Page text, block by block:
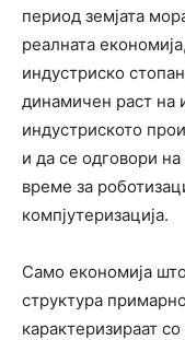
период земјата
реалната
индустриско
динамичен раст на
индустриското
и да се одговори
време за
компјутеризација.
Само економија
структура
карактеризираат